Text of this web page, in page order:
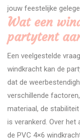
jouw feestelijke
Wat een
partytent
Een veelgestelde
windkracht kan de
dat de
verschillende
materiaal, de
is verankerd. Over
de PVC 4×6